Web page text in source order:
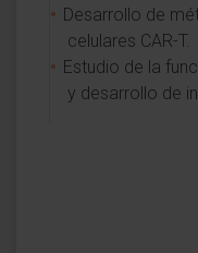
Desarrollo de
celulares CAR-T.
Estudio de la
y desarrollo de